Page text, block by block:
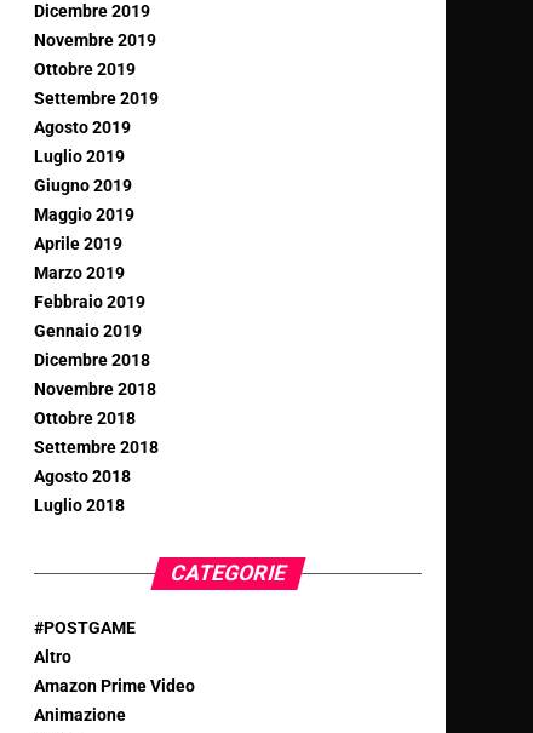
Dicembre 2019
Novembre 2019
Ottobre 2019
Settembre 2019
Agosto 2019
Luglio 2019
Giugno 2019
Maggio 2019
Aprile 2019
Marzo 2019
Febbraio 2019
Gennaio 2019
Dicembre 2018
Novembre 2018
Ottobre 2018
Settembre 2018
Agosto 2018
Luglio 2018
CATEGORIE
#POSTGAME
Altro
Amazon Prime Video
Animazione